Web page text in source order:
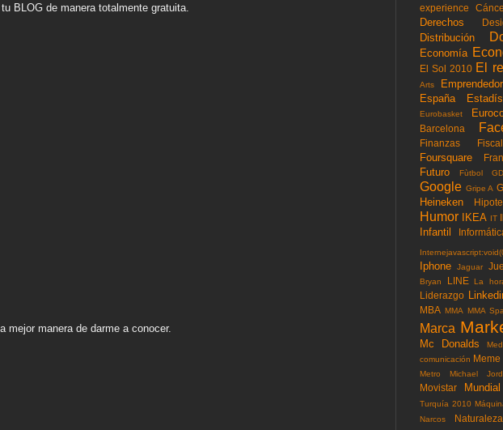
BLOG de manera totalmente gratuita.
manera de darme a conocer.
experience
Derechos
Distribución
Economía
El Sol 2010 El
Arts
Emprendedor
España
Eurobasket
Barcelona
Finanzas
Foursquare
Futuro Fùtbol
Google Gripe A
Heineken
Humor IKEA IT
Infantil
Iphone Jaguar
Bryan
LINE La
Liderazgo
MBA MMA MMA
Marca
Mc Donalds
comunicación Meme
Metro Michael
Movistar
Turquía 2010
Narcos Naturaleza